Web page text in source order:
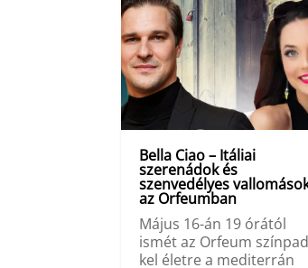
Bella Ciao – Itáliai
szerenádok és
szenvedélyes
az Orfeumban
Május 16-án 19 órától
ismét az Orfeum
kel életre a mediterrán